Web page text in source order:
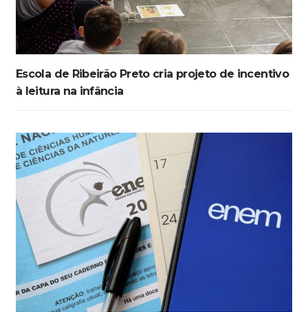
Escola de Ribeirão Preto cria projeto de incentivo
à leitura na infância